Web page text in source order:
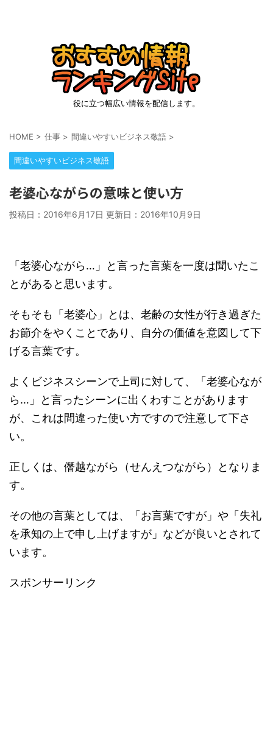
役に立つ幅広い情報を配信します。
HOME > 仕事 > 間違いやすいビジネス敬語 >
間違いやすいビジネス敬語
老婆心ながらの意味と使い方
投稿日：2016年6月17日 更新日： 2016年10月9日
「老婆心ながら…」と言った言葉を一度は聞いたこ
とがあると思います。
そもそも「老婆心」とは、老齢の女性が行き過ぎた
お節介をやくことであり、自分の価値を意図して下
げる言葉です。
よくビジネスシーンで上司に対して、「老婆心なが
ら…」と言ったシーンに出くわすことがあります
が、これは間違った使い方ですので注意して下さ
い。
正しくは、僭越ながら（せんえつながら）となりま
す。
その他の言葉としては、「お言葉ですが」や「失礼
を承知の上で申し上げますが」などが良いとされて
います。
スポンサーリンク